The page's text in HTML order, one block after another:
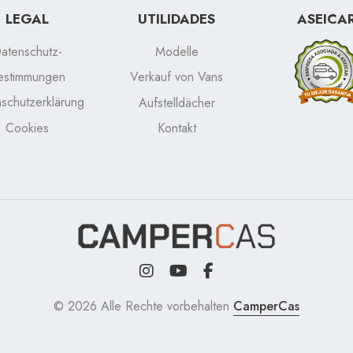
LEGAL
Cookies
UTILIDADES
Modelle
Verkauf von Vans
Aufstelldächer
Kontakt
© 2026 Alle Rechte vorbehalten CamperCas